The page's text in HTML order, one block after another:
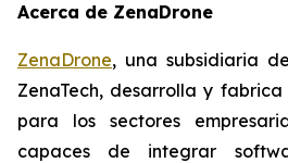
Acerca de ZenaDrone
ZenaDrone, una subsidiaria
ZenaTech, desarrolla y
para los sectores
capaces de integrar